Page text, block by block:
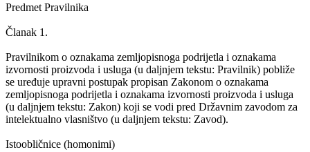
Predmet Pravilnika
Članak 1.
Pravilnikom o oznakama zemljopisnoga podrijetla i oznakama
izvornosti proizvoda i usluga (u daljnjem tekstu: Pravilnik) pobliže
se uređuje upravni postupak propisan Zakonom o oznakama
zemljopisnoga podrijetla i oznakama izvornosti proizvoda i usluga
(u daljnjem tekstu: Zakon) koji se vodi pred Državnim zavodom za
intelektualno vlasništvo (u daljnjem tekstu: Zavod).
Istoobličnice (homonimi)